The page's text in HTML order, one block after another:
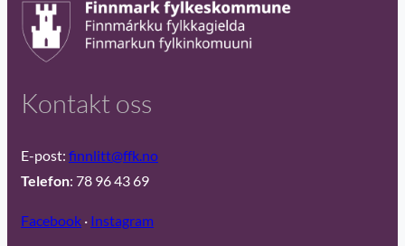
Kontakt oss
E-post: finnlitt@ffk.no
Telefon: 78 96 43 69
Facebook · Instagram